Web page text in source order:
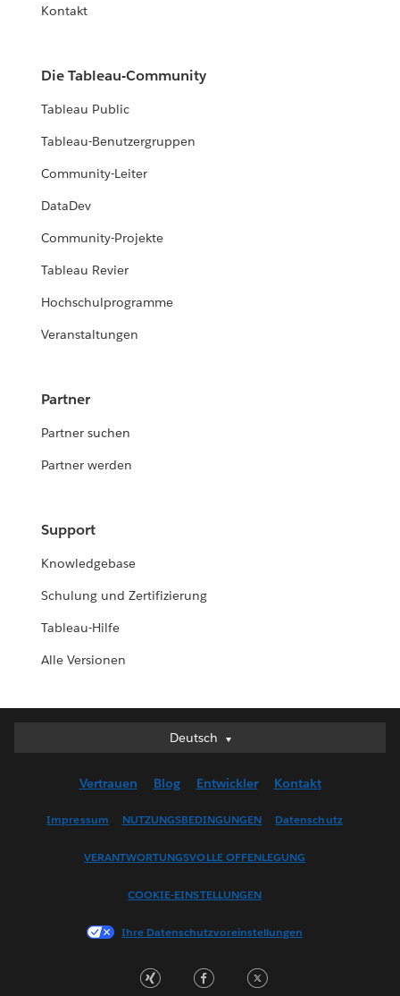
Kontakt
Die Tableau-Community
Tableau Public
Tableau-Benutzergruppen
Community-Leiter
DataDev
Community-Projekte
Tableau Revier
Hochschulprogramme
Veranstaltungen
Partner
Partner suchen
Partner werden
Support
Knowledgebase
Schulung und Zertifizierung
Tableau-Hilfe
Alle Versionen
Deutsch
Deutsch
English (US)
Français (France)
한국어
Português
Vertrauen Blog Entwickler Kontakt
Impressum NUTZUNGSBEDINGUNGEN Datenschutz
VERANTWORTUNGSVOLLE OFFENLEGUNG
COOKIE-EINSTELLUNGEN
Ihre Datenschutzvoreinstellungen